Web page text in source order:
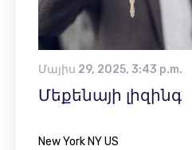
Մայիս 29, 2025, 3:43 p.m.
Մեքենայի լիզինգ
New York NY US